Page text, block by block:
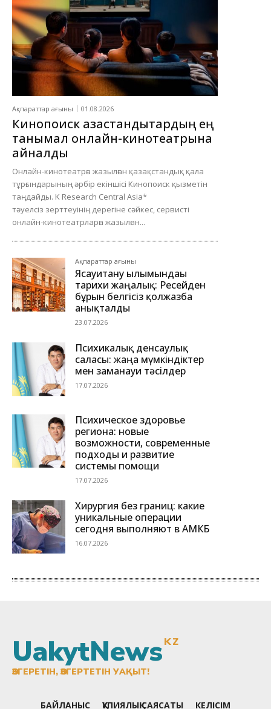
UakytNewsKZ
ӨЗГЕРЕТІН, ӨЗГЕРТЕТІН УАҚЫТ!
БАЙЛАНЫС ҚҰПИЯЛЫҚ САЯСАТЫ КЕЛІСІМ